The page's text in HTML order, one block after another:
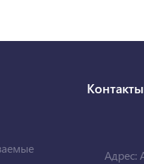
Контакты
Адрес: